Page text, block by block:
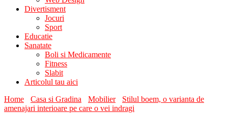
Divertisment
Jocuri
Sport
Educatie
Sanatate
Boli si Medicamente
Fitness
Slabit
Articolul tau aici
Home
Casa si Gradina Mobilier
Stilul boem, o varianta de
amenajari interioare pe care o vei indragi